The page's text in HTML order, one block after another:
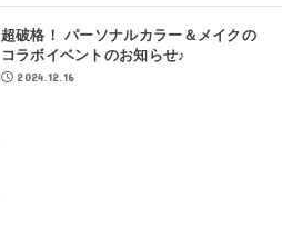
超破格！ パーソナルカラー＆メイクの
コラボイベントのお知らせ♪
2024.12.16